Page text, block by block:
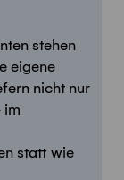
stehen
eigene
nicht nur
im
statt wie